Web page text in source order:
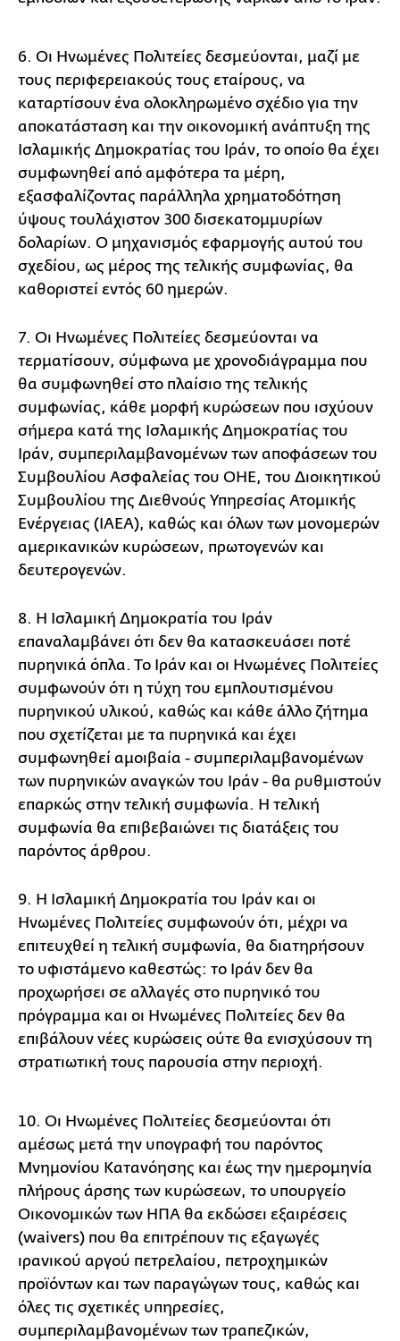
6. Οι Ηνωμένες Πολιτείες δεσμεύονται, μαζί με
τους περιφερειακούς τους εταίρους, να
καταρτίσουν ένα ολοκληρωμένο σχέδιο για την
αποκατάσταση και την οικονομική ανάπτυξη της
Ισλαμικής Δημοκρατίας του Ιράν, το οποίο θα έχει
συμφωνηθεί από αμφότερα τα μέρη,
εξασφαλίζοντας παράλληλα χρηματοδότηση
ύψους τουλάχιστον 300 δισεκατομμυρίων
δολαρίων. Ο μηχανισμός εφαρμογής αυτού του
σχεδίου, ως μέρος της τελικής συμφωνίας, θα
καθοριστεί εντός 60 ημερών.
7. Οι Ηνωμένες Πολιτείες δεσμεύονται να
τερματίσουν, σύμφωνα με χρονοδιάγραμμα που
θα συμφωνηθεί στο πλαίσιο της τελικής
συμφωνίας, κάθε μορφή κυρώσεων που ισχύουν
σήμερα κατά της Ισλαμικής Δημοκρατίας του
Ιράν, συμπεριλαμβανομένων των αποφάσεων του
Συμβουλίου Ασφαλείας του ΟΗΕ, του Διοικητικού
Συμβουλίου της Διεθνούς Υπηρεσίας Ατομικής
Ενέργειας (IAEA), καθώς και όλων των μονομερών
αμερικανικών κυρώσεων, πρωτογενών και
δευτερογενών.
8. Η Ισλαμική Δημοκρατία του Ιράν
επαναλαμβάνει ότι δεν θα κατασκευάσει ποτέ
πυρηνικά όπλα. Το Ιράν και οι Ηνωμένες Πολιτείες
συμφωνούν ότι η τύχη του εμπλουτισμένου
πυρηνικού υλικού, καθώς και κάθε άλλο ζήτημα
που σχετίζεται με τα πυρηνικά και έχει
συμφωνηθεί αμοιβαία - συμπεριλαμβανομένων
των πυρηνικών αναγκών του Ιράν - θα ρυθμιστούν
επαρκώς στην τελική συμφωνία. Η τελική
συμφωνία θα επιβεβαιώνει τις διατάξεις του
παρόντος άρθρου.
9. Η Ισλαμική Δημοκρατία του Ιράν και οι
Ηνωμένες Πολιτείες συμφωνούν ότι, μέχρι να
επιτευχθεί η τελική συμφωνία, θα διατηρήσουν
το υφιστάμενο καθεστώς: το Ιράν δεν θα
προχωρήσει σε αλλαγές στο πυρηνικό του
πρόγραμμα και οι Ηνωμένες Πολιτείες δεν θα
επιβάλουν νέες κυρώσεις ούτε θα ενισχύσουν τη
στρατιωτική τους παρουσία στην περιοχή.
10. Οι Ηνωμένες Πολιτείες δεσμεύονται ότι
αμέσως μετά την υπογραφή του παρόντος
Μνημονίου Κατανόησης και έως την ημερομηνία
πλήρους άρσης των κυρώσεων, το υπουργείο
Οικονομικών των ΗΠΑ θα εκδώσει εξαιρέσεις
(waivers) που θα επιτρέπουν τις εξαγωγές
ιρανικού αργού πετρελαίου, πετροχημικών
προϊόντων και των παραγώγων τους, καθώς και
όλες τις σχετικές υπηρεσίες,
συμπεριλαμβανομένων των τραπεζικών,